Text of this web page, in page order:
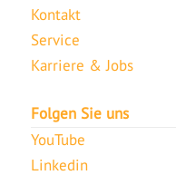
Kontakt
Service
Karriere & Jobs
Folgen Sie uns
YouTube
Linkedin